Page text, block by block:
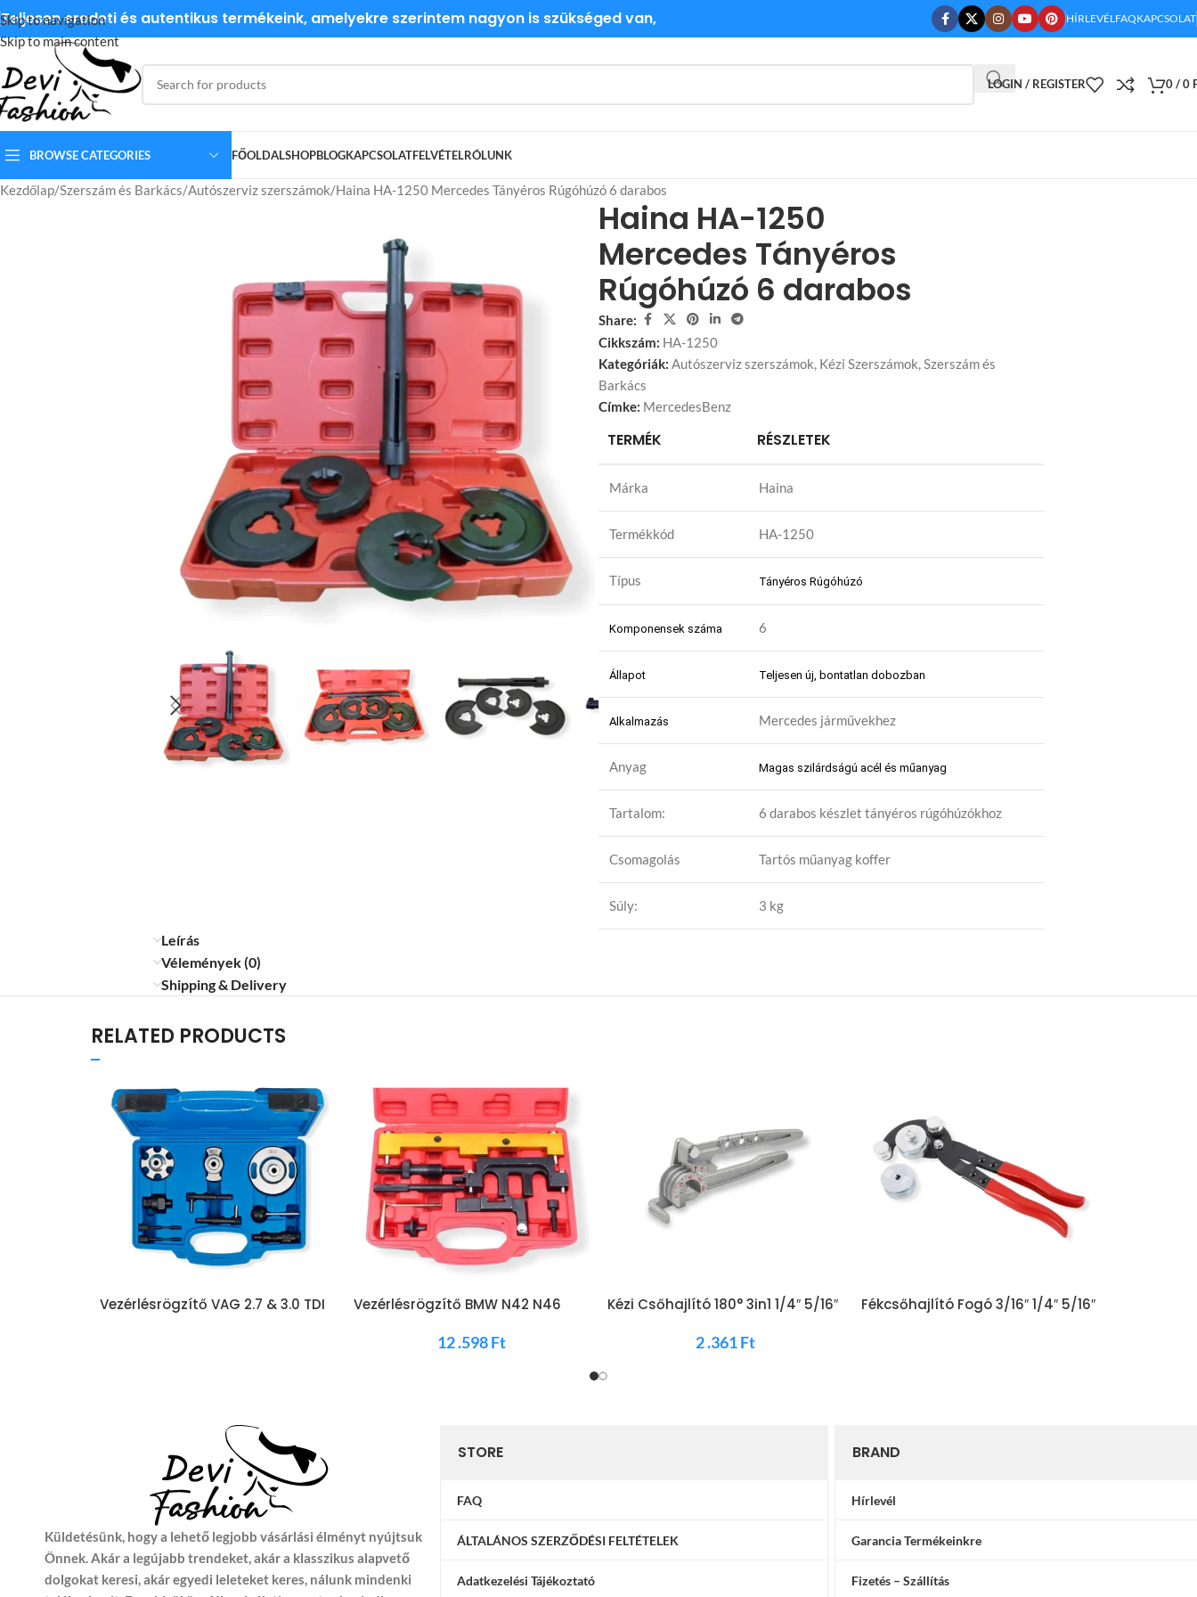
Skip to navigation
Skip to main content
Teljesen eredeti és autentikus termékeink, amelyekre szerintem nagyon is szükséged van, HÍRLEVÉLFAQKAPCSOLAT
LOGIN / REGISTER 0/0
BROWSE CATEGORIES FŐOLDALSHOPBLOGKAPCSOLATFELVÉTELRÓLUNK
Kezdőlap Szerszám és Barkács Autószerviz szerszámok Haina HA-1250 Mercedes Tányéros Rúgóhúzó 6 darabos
Haina HA-1250
Mercedes Tányéros
Rúgóhúzó 6 darabos
Share:
Cikkszám: HA-1250
Kategóriák: Autószerviz szerszámok, Kézi Szerszámok,Szerszám és
Barkács
Címke: MercedesBenz
TERMÉK RÉSZLETEK
Márka Haina
Termékkód HA-1250
Típus Tányéros Rúgóhúzó
Komponensek száma 6
Állapot Teljesen új, bontatlan dobozban
Alkalmazás Mercedes járművekhez
Anyag Magas szilárdságú acél és műanyag
Tartalom: 6 darabos készlet tányéros rúgóhúzókhoz
Csomagolás Tartós műanyag koffer
Súly: 3 kg
Leírás
Vélemények (0)
Shipping & Delivery
RELATED PRODUCTS
Vezérlésrögzítő VAG 2.7 & 3.0 TDI
Vezérlésrögzítő BMW N42 N46
12 .598Ft
Kézi Csőhajlító 180° 3in1 1/4″ 5/16″
2 .361Ft
Fékcsőhajlító Fogó 3/16″ 1/4″ 5/16″
Küldetésünk, hogy a lehető legjobb vásárlási élményt nyújtsuk
Önnek. Akár a legújabb trendeket, akár a klasszikus alapvető
dolgokat keresi, akár egyedi leleteket keres, nálunk mindenki
STORE
FAQ
ÁLTALÁNOS SZERZŐDÉSI FELTÉTELEK
Adatkezelési Tájékoztató
BRAND
Hírlevél
Garancia Termékeinkre
Fizetés – Szállítás